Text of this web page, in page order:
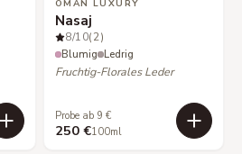
OMAN LUXURY
Nasaj
8/10(2)
Blumig Ledrig
Fruchtig-Florales Leder
Probe ab 9 €
250 €100ml